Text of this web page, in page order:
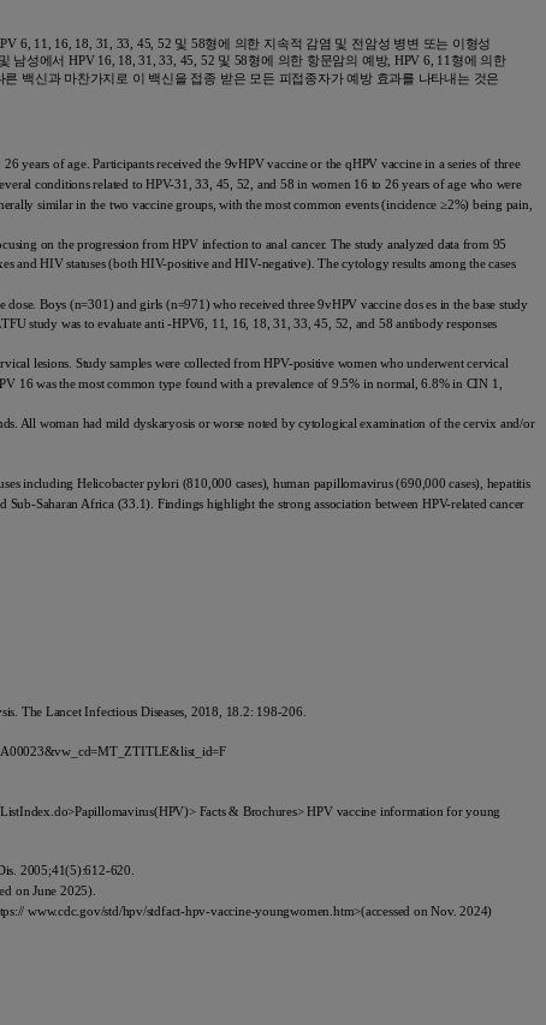
6, 11, 16, 18, 31, 33, 45, 52 및 58형에 의한 지속적 감염 및 전암성 병변 또는 이형성
성에서 HPV 16, 18, 31, 33, 45, 52 및 58형에 의한 항문암의 예방, HPV 6, 11형에 의한
백신과 마찬가지로 이 백신을 접종 받은 모든 피접종자가 예방 효과를 나타내는 것은
of age. Participants received the 9vHPV vaccine or the qHPV vaccine in a series of three
conditions related to HPV-31, 33, 45, 52, and 58 in women 16 to 26 years of age who were
similar in the two vaccine groups, with the most common events (incidence ≥2%) being pain,
on the progression from HPV infection to anal cancer. The study analyzed data from 95
HIV statuses (both HIV-positive and HIV-negative). The cytology results among the cases
Boys (n=301) and girls (n=971) who received three 9vHPV vaccine dos es in the base study
study was to evaluate anti -HPV6, 11, 16, 18, 31, 33, 45, 52, and 58 antibody responses
lesions. Study samples were collected from HPV-positive women who underwent cervical
16 was the most common type found with a prevalence of 9.5% in normal, 6.8% in CIN 1,
All woman had mild dyskaryosis or worse noted by cytological examination of the cervix and/or
including Helicobacter pylori (810,000 cases), human papillomavirus (690,000 cases), hepatitis
Saharan Africa (33.1). Findings highlight the strong association between HPV-related cancer
The Lancet Infectious Diseases, 2018, 18.2: 198-206.
Facts & Brochures> HPV vaccine information for young
2005;41(5):612-620.
on June 2025).
www.cdc.gov/std/hpv/stdfact-hpv-vaccine-youngwomen.htm>(accessed on Nov. 2024)